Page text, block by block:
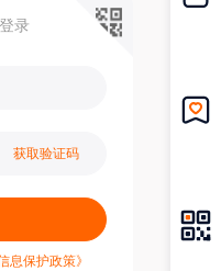
录
获取验证码
息保护政策》